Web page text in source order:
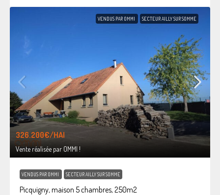
VENDUS PAR OMMI SECTEUR AILLY SUR SOMME
326.200€/HAI
Vente réalisée par OMMI !
VENDUS PAR OMMI SECTEUR AILLY SUR SOMME
Picquigny, maison 5 chambres, 250m2